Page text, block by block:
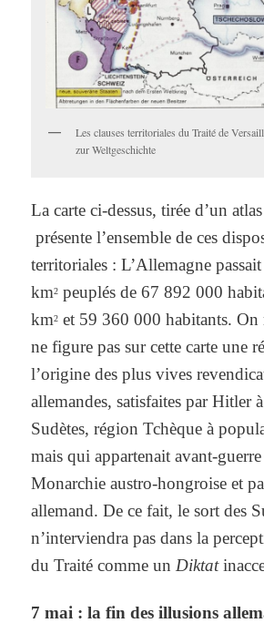
Les clauses territoriales du Traité de
zur Weltgeschichte
La carte ci-dessus, tirée d’un
présente l’ensemble de ces
territoriales : L’Allemagne
km2 peuplés de 67 892 000
km2 et 59 360 000 habitants. On
ne figure pas sur cette carte une
l’origine des plus vives
allemandes, satisfaites par Hitler
Sudètes, région Tchèque à
mais qui appartenait avant-
Monarchie austro-hongroise et
allemand. De ce fait, le sort des
n’interviendra pas dans la
du Traité comme unDiktat
7 mai : la fin des illusions